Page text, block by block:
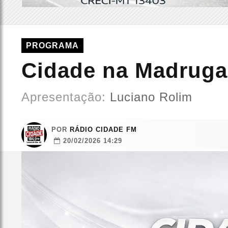
PROGRAMA
Cidade na
Apresentação: Luciano Rolim
POR RÁDIO CIDADE FM
20/02/2026 14:29